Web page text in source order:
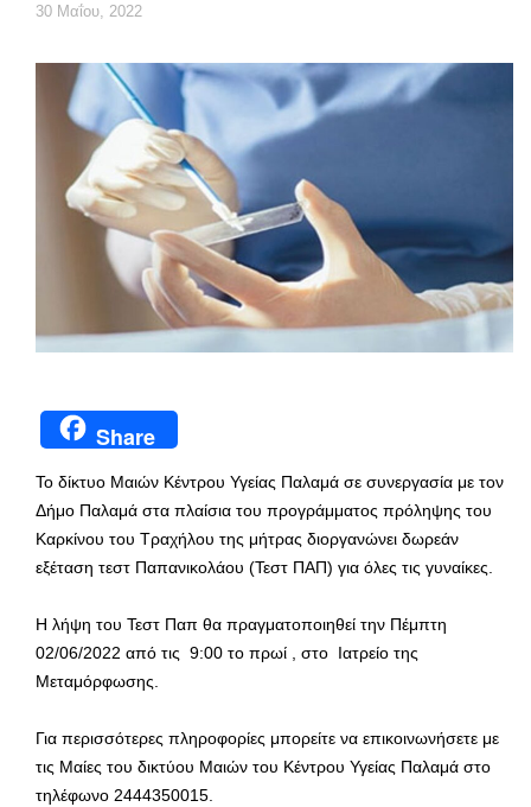
30 Μαΐου, 2022
Share
Το δίκτυο Μαιών Κέντρου Υγείας Παλαμά σε συνεργασία με τον
Δήμο Παλαμά στα πλαίσια του προγράμματος πρόληψης του
Καρκίνου του Τραχήλου της μήτρας διοργανώνει δωρεάν
εξέταση τεστ Παπανικολάου (Τεστ ΠΑΠ) για όλες τις γυναίκες.
Η λήψη του Τεστ Παπ θα πραγματοποιηθεί την Πέμπτη
02/06/2022 από τις 9:00 το πρωί , στο Ιατρείο της
Μεταμόρφωσης.
Για περισσότερες πληροφορίες μπορείτε να επικοινωνήσετε με
τις Μαίες του δικτύου Μαιών του Κέντρου Υγείας Παλαμά στο
τηλέφωνο 2444350015.